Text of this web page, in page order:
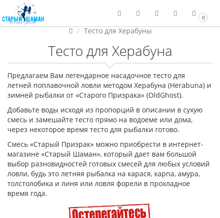
0
Тесто для Херабуны
Тесто для Херабуна
Предлагаем Вам легендарное насадочное тесто для
летней поплавочной ловли методом Херабуна (Herabuna) и
зимней рыбалки от «Старого Призрака» (OldGhost).
Добавьте воды исходя из пропорций в описании в сухую
смесь и замешайте тесто прямо на водоеме или дома,
через некоторое время тесто для рыбалки готово.
Смесь «Старый Призрак» можно приобрести в интернет-
магазине «Старый Шаман», который дает вам большой
выбор разновидностей готовых смесей для любых условий
ловли, будь это летняя рыбалка на карася, карпа, амура,
толстолобика и линя или ловля форели в прохладное
время года.